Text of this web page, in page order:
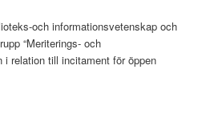
och informationsvetenskap och
“Meriterings- och
i relation till incitament för öppen